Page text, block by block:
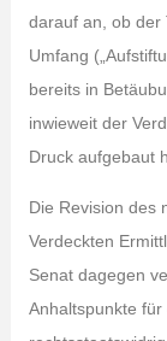
darauf an, ob der
Umfang
bereits in
inwieweit der
Druck aufgebaut
Die Revision des
Verdeckten
Senat dagegen
Anhaltspunkte